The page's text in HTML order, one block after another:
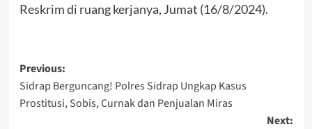
Reskrim di ruang kerjanya, Jumat (16/8/2024).
Post
navigation
Previous:
Sidrap Berguncang! Polres Sidrap Ungkap Kasus
Prostitusi, Sobis, Curnak dan Penjualan Miras
Next: